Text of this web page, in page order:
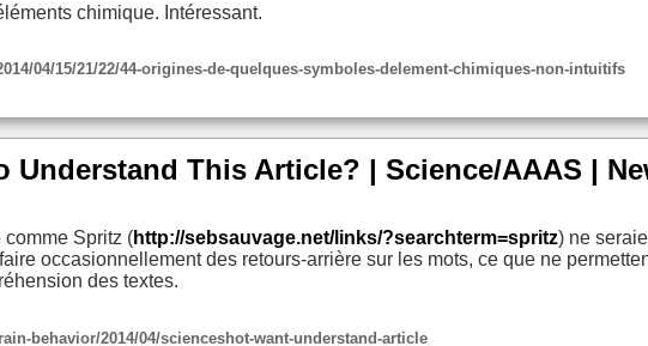
chimique. Intéressant.
04/15/21/22/44-origines-de-quelques-symboles-delement-chimiques-non-intuitifs
Understand This Article? | Science/AAAS |
Spritz (http://sebsauvage.net/links/?searchterm=spritz) ne
occasionnellement des retours-arrière sur les mots, ce que ne
des textes.
behavior/2014/04/scienceshot-want-understand-article